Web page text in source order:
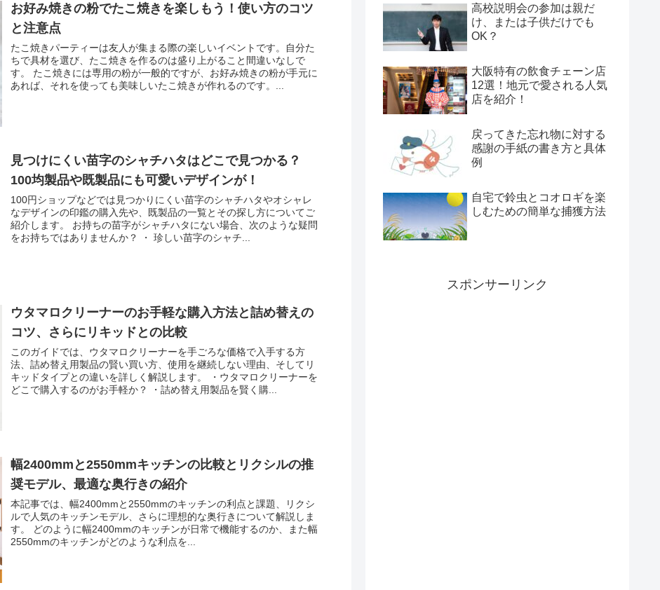
お好み焼きの粉でたこ焼きを楽しもう！使い方のコツ
と注意点
たこ焼きパーティーは友人が集まる際の楽しいイベントです。自分た
ちで具材を選び、たこ焼きを作るのは盛り上がること間違いなしで
す。 たこ焼きには専用の粉が一般的ですが、お好み焼きの粉が手元に
あれば、それを使っても美味しいたこ焼きが作れるのです。...
見つけにくい苗字のシャチハタはどこで見つかる？
100均製品や既製品にも可愛いデザインが！
100円ショップなどでは見つかりにくい苗字のシャチハタやオシャレ
なデザインの印鑑の購入先や、既製品の一覧とその探し方についてご
紹介します。 お持ちの苗字がシャチハタにない場合、次のような疑問
をお持ちではありませんか？ ・ 珍しい苗字のシャチ...
ウタマロクリーナーのお手軽な購入方法と詰め替えの
コツ、さらにリキッドとの比較
このガイドでは、ウタマロクリーナーを手ごろな価格で入手する方
法、詰め替え用製品の賢い買い方、使用を継続しない理由、そしてリ
キッドタイプとの違いを詳しく解説します。 ・ウタマロクリーナーを
どこで購入するのがお手軽か？ ・詰め替え用製品を賢く購...
幅2400mmと2550mmキッチンの比較とリクシルの推
奨モデル、最適な奥行きの紹介
本記事では、幅2400mmと2550mmのキッチンの利点と課題、リクシ
ルで人気のキッチンモデル、さらに理想的な奥行きについて解説しま
す。 どのように幅2400mmのキッチンが日常で機能するのか、また幅
2550mmのキッチンがどのような利点を...
高校説明会の参加は親だ
け、または子供だけでも
OK？
大阪特有の飲食チェーン店
12選！地元で愛される人気
店を紹介！
戻ってきた忘れ物に対する
感謝の手紙の書き方と具体
例
自宅で鈴虫とコオロギを楽
しむための簡単な捕獲方法
スポンサーリンク